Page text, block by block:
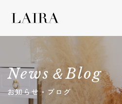
News＆Blog
お知らせ・ブログ